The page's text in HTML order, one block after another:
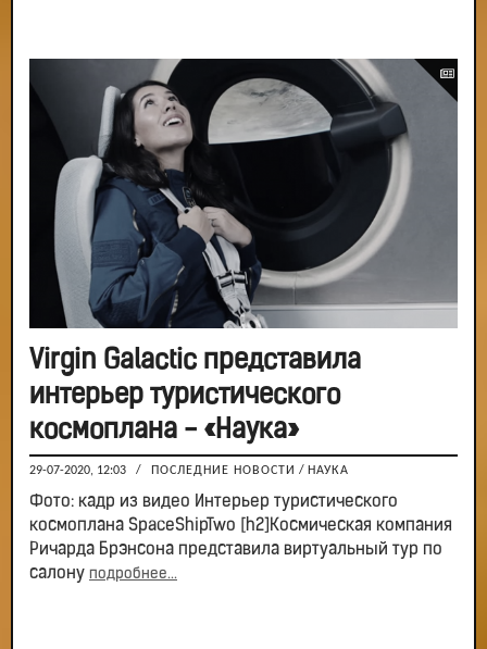
Virgin Galactic представила
интерьер туристического
космоплана - «Наука»
29-07-2020, 12:03 / ПОСЛЕДНИЕ НОВОСТИ / НАУКА
Фото: кадр из видео Интерьер туристического
космоплана SpaceShipTwo [h2]Космическая компания
Ричарда Брэнсона представила виртуальный тур по
салону подробнее...